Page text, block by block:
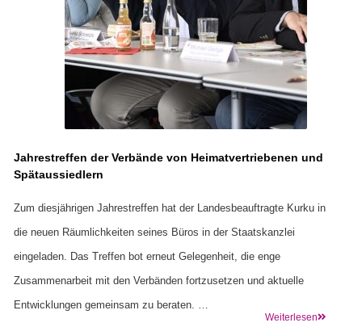
Jahrestreffen der Verbände von Heimatvertriebenen und
Spätaussiedlern
Zum diesjährigen Jahrestreffen hat der Landesbeauftragte Kurku in
die neuen Räumlichkeiten seines Büros in der Staatskanzlei
eingeladen. Das Treffen bot erneut Gelegenheit, die enge
Zusammenarbeit mit den Verbänden fortzusetzen und aktuelle
Entwicklungen gemeinsam zu beraten. …
Weiterlesen